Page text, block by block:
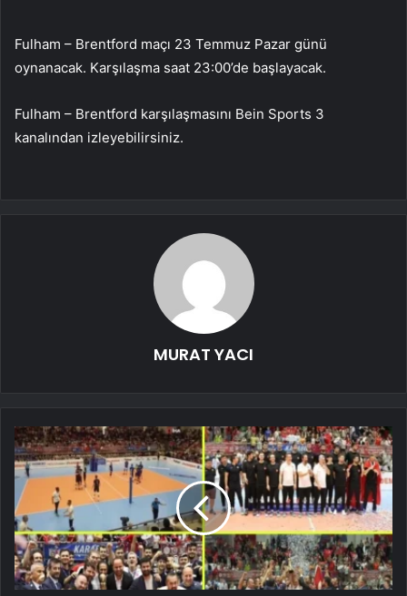
Fulham – Brentford maçı 23 Temmuz Pazar günü
oynanacak. Karşılaşma saat 23:00’de başlayacak.
Fulham – Brentford karşılaşmasını Bein Sports 3
kanalından izleyebilirsiniz.
MURAT YACI